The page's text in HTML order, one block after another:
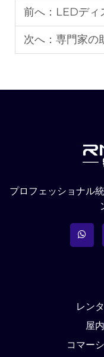
前へ： LEDディスプレイは、
次へ： 専門家の助けを借り
プロフェッショナル
レン
屋
コマー